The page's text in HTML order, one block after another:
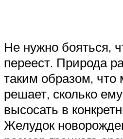
Не нужно бояться,
переест. Природа
таким образом,
решает, сколько
высосать в
Желудок